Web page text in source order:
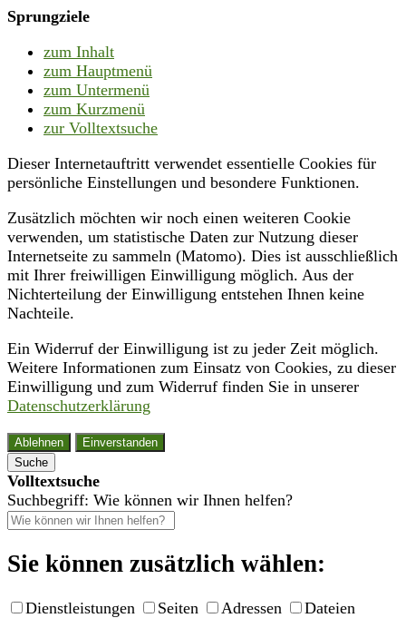
Sprungziele
zum Inhalt
zum Hauptmenü
zum Untermenü
zum Kurzmenü
zur Volltextsuche
Dieser Internetauftritt verwendet essentielle Cookies für
persönliche Einstellungen und besondere Funktionen.
Zusätzlich möchten wir noch einen weiteren Cookie
verwenden, um statistische Daten zur Nutzung dieser
Internetseite zu sammeln (Matomo). Dies ist ausschließlich
mit Ihrer freiwilligen Einwilligung möglich. Aus der
Nichterteilung der Einwilligung entstehen Ihnen keine
Nachteile.
Ein Widerruf der Einwilligung ist zu jeder Zeit möglich.
Weitere Informationen zum Einsatz von Cookies, zu dieser
Einwilligung und zum Widerruf finden Sie in unserer
Datenschutzerklärung
Ablehnen
Einverstanden
Suche
Volltextsuche
Suchbegriff: Wie können wir Ihnen helfen?
Sie können zusätzlich wählen:
Dienstleistungen Seiten Adressen Dateien